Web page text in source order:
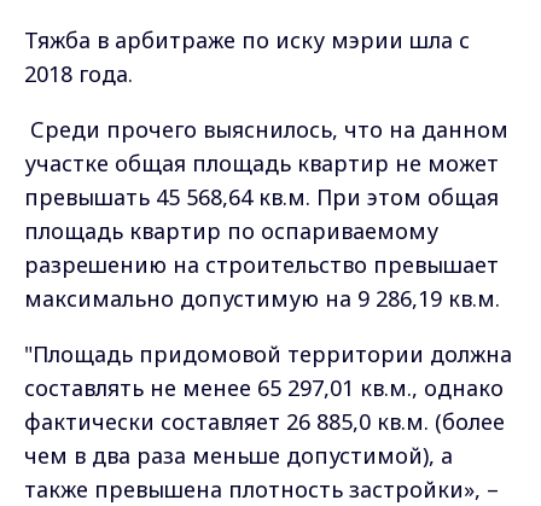
Тяжба в арбитраже по иску мэрии шла с
2018 года.
Среди прочего выяснилось, что на данном
участке общая площадь квартир не может
превышать 45 568,64 кв.м. При этом общая
площадь квартир по оспариваемому
разрешению на строительство превышает
максимально допустимую на 9 286,19 кв.м.
"Площадь придомовой территории должна
составлять не менее 65 297,01 кв.м., однако
фактически составляет 26 885,0 кв.м. (более
чем в два раза меньше допустимой), а
также превышена плотность застройки», –